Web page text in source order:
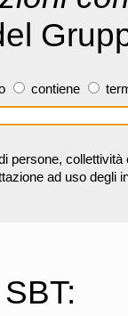
contiene
persone,
ad uso degli